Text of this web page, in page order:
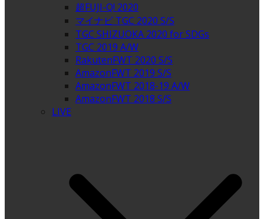
超FUJI-Q! 2020
マイナビ TGC 2020 S/S
TGC SHIZUOKA 2020 for SDGs
TGC 2019 A/W
RakutenFWT 2020 S/S
AmazonFWT 2019 S/S
AmazonFWT 2018-19 A/W
AmazonFWT 2018 S/S
LIVE